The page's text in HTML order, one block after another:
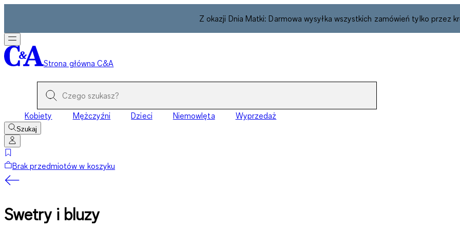
Z okazji Dnia Matki: Darmowa wysyłka wszystkich zamówień tylko przez
Strona główna C&A
Kobiety Mężczyźni Dzieci Niemowlęta Wyprzedaż
Szukaj
Brak przedmiotów w koszyku
Swetry i bluzy